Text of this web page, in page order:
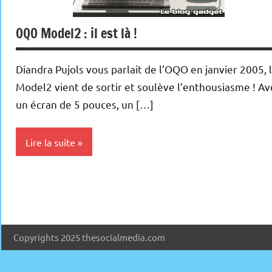
OQO Model2 : il est là !
Diandra Pujols vous parlait de l’OQO en janvier 2005,
Model2 vient de sortir et soulève l’enthousiasme !
un écran de 5 pouces, un […]
Lire la suite
Copyrights 2025 thesocialmedia.com